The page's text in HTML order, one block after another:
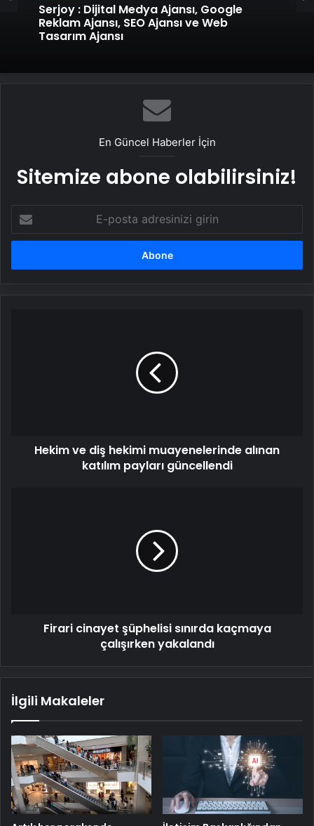
Serjoy : Dijital Medya Ajansı, Google
Reklam Ajansı, SEO Ajansı ve Web
Tasarım Ajansı
En Güncel Haberler İçin
Sitemize abone olabilirsiniz!
posta
adresinizi
Hekim ve diş hekimi muayenelerinde alınan
katılım payları güncellendi
Firari cinayet şüphelisi sınırda kaçmaya
çalışırken yakalandı
İlgili Makaleler